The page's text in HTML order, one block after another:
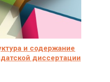
и содержание
диссертации